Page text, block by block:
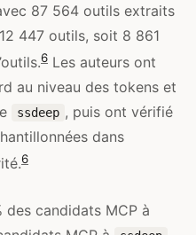
87 564 outils extraits
447 outils, soit 8 861
6 Les auteurs ont
au niveau des tokens et
ssdeep , puis ont vérifié
dans
6
des candidats MCP à